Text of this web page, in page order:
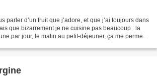
parler d’un fruit que j’adore, et que j’ai toujours dans
que bizarrement je ne cuisine pas beaucoup : la
par jour, le matin au petit-déjeuner, ça me permet